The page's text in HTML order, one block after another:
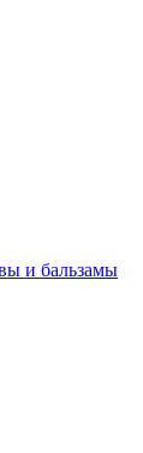
и бальзамы